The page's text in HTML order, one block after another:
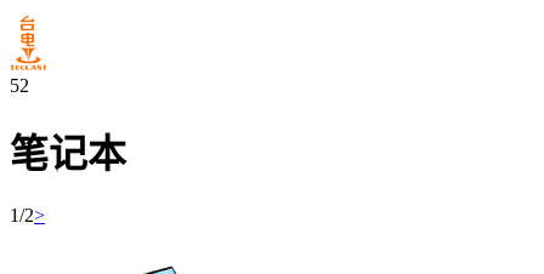
52
笔记本
1/2>